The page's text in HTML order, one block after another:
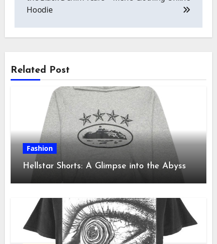
Hoodie
Related Post
Fashion
Hellstar Shorts: A Glimpse into the Abyss